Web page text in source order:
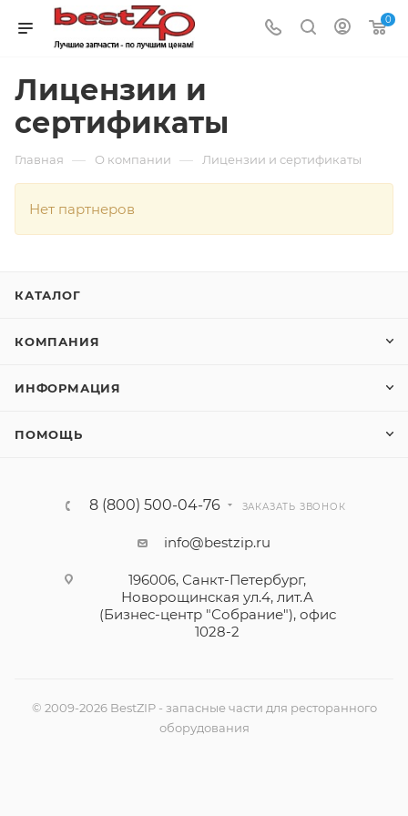
0
Лицензии и
сертификаты
Главная — О компании — Лицензии и сертификаты
Нет партнеров
КАТАЛОГ
КОМПАНИЯ
ИНФОРМАЦИЯ
ПОМОЩЬ
8 (800) 500-04-76 ЗАКАЗАТЬ ЗВОНОК
info@bestzip.ru
196006, Санкт-Петербург,
Новорощинская ул.4, лит.А
(Бизнес-центр "Собрание"), офис
1028-2
© 2009-2026 BestZIP - запасные части для ресторанного
оборудования